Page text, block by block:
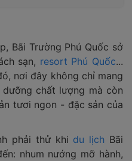
Bãi Trường Phú Quốc sở
sạn, resort Phú Quốc...
nơi đây không chỉ mang
chất lượng mà còn
tươi ngon - đặc sản của
phải thử khi du lịch Bãi
nhum nướng mỡ hành,